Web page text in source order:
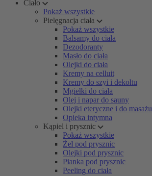
Ciało
Pokaż wszystkie
Pielęgnacja ciała
Pokaż wszystkie
Balsamy do ciała
Dezodoranty
Masło do ciała
Olejki do ciała
Kremy na celluit
Kremy do szyi i dekoltu
Mgiełki do ciała
Olej i napar do sauny
Olejki eteryczne i do masażu
Opieka intymna
Kąpiel i prysznic
Pokaż wszystkie
Żel pod prysznic
Olejki pod prysznic
Pianka pod prysznic
Peeling do ciała